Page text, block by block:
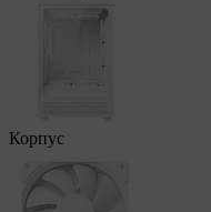
Корпус